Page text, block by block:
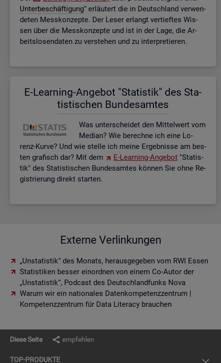
Un­ter­be­schäf­ti­gung“ er­läu­tert die in Deutsch­land ver­wen­
de­ten Mess­kon­zep­te. Der Leser er­langt ver­tief­tes Wis­
sen über die Mess­kon­zep­te und ist in der Lage, die Ar­
beits­lo­sen­da­ten zu ver­ste­hen und zu in­ter­pre­tie­ren.
E-Lear­ning-An­ge­bot "Sta­tis­tik" des Sta­
tis­ti­schen Bun­des­am­tes
Was un­ter­schei­det den Mit­tel­wert vom
Me­di­an? Wie be­rech­ne ich eine Lo­
renz-Kurve? Und wie stel­le ich meine Er­geb­nis­se am bes­
ten gra­fisch dar? Mit dem
E-Lear­ning-An­ge­bot "Sta­tis­
tik" des Sta­tis­ti­schen Bun­des­am­tes kön­nen Sie ohne Re­
gis­trie­rung di­rekt star­ten.
Externe Verlinkungen
„Unstatistik“ des Monats, herausgegeben vom RWI Essen
Statistiken besser einordnen von einem Co-Autor der
„Unstatistik“, Podcast des Deutschlandfunks Nova
Warum wir ein nationales Datenkompetenzzentrum |
Kompetenzzentrum für Data Literacy brauchen
Diese Seite empfehlen
TOP-PRO­DUK­TE